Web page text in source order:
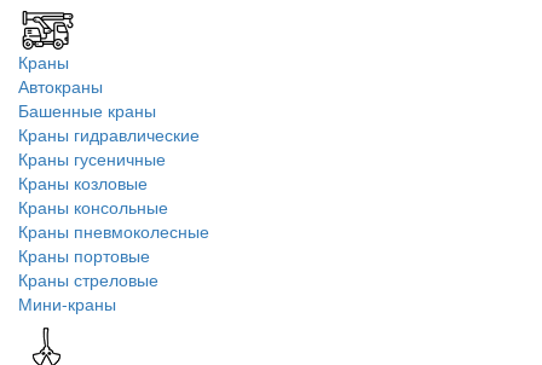
Краны
Автокраны
Башенные краны
Краны гидравлические
Краны гусеничные
Краны козловые
Краны консольные
Краны пневмоколесные
Краны портовые
Краны стреловые
Мини-краны